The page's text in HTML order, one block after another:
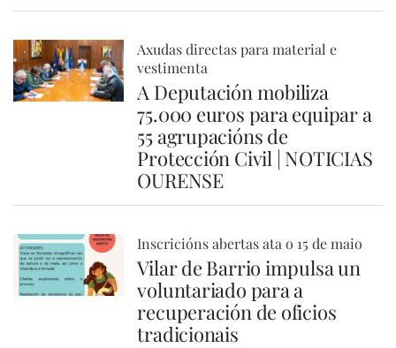
Axudas directas para material e
vestimenta
A Deputación mobiliza
75.000 euros para equipar a
55 agrupacións de
Protección Civil | NOTICIAS
OURENSE
Inscricións abertas ata o 15 de maio
Vilar de Barrio impulsa un
voluntariado para a
recuperación de oficios
tradicionais